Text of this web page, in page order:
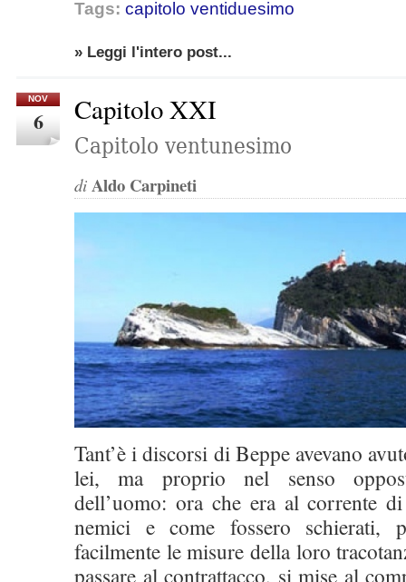
Tags: capitolo ventiduesimo
» Leggi l'intero post...
NOV
6 Capitolo XXI
Capitolo ventunesimo
di Aldo Carpineti
Tant’è i discorsi di Beppe avevano
lei, ma proprio nel senso
dell’uomo: ora che era al corrente
nemici e come fossero schierati,
facilmente le misure della loro
passare al contrattacco, si mise al